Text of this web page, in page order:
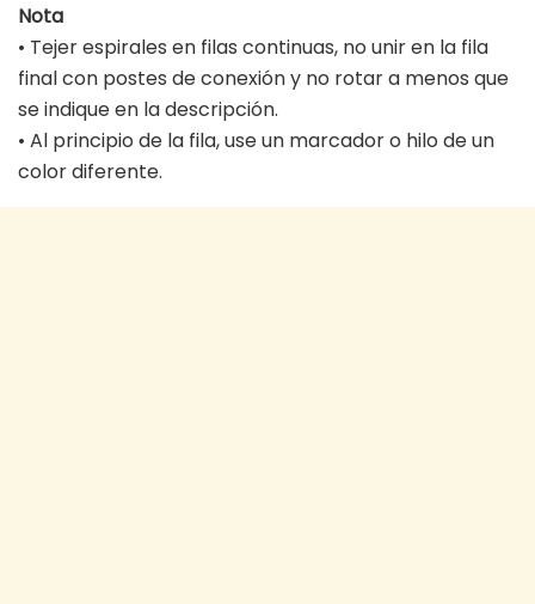
Nota
• Tejer espirales en filas continuas, no unir en la fila
final con postes de conexión y no rotar a menos que
se indique en la descripción.
• Al principio de la fila, use un marcador o hilo de un
color diferente.